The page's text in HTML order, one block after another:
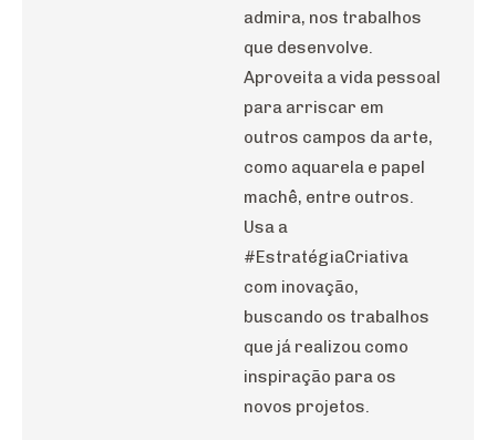
admira, nos trabalhos
que desenvolve.
Aproveita a vida pessoal
para arriscar em
outros campos da arte,
como aquarela e papel
machê, entre outros.
Usa a
#EstratégiaCriativa
com inovação,
buscando os trabalhos
que já realizou como
inspiração para os
novos projetos.